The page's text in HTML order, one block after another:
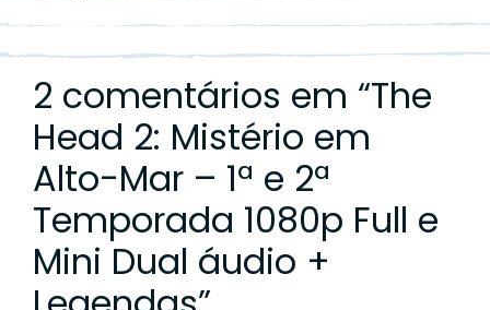
2 comentários em “The
Head 2: Mistério em
Alto-Mar – 1ª e 2ª
Temporada 1080p Full e
Mini Dual áudio +